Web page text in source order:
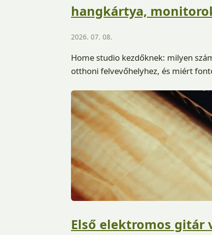
hangkártya,
2026. 07. 08.
Home studio kezdőknek: milyen
otthoni felvevőhelyhez, és miért
Első elektromos gitár